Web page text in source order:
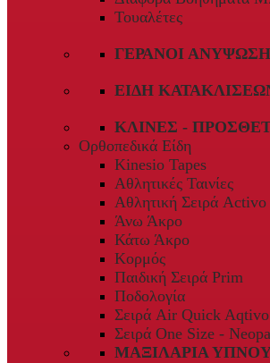
Τουαλέτες
ΓΕΡΑΝΟΊ
ΕΊΔΗ
ΚΛΊΝΕΣ -
Ορθοπεδικά Είδη
Kinesio Tapes
Αθλητικές Ταινίες
Αθλητική Σειρά
Άνω Άκρο
Κάτω Άκρο
Κορμός
Παιδική Σειρά Prim
Ποδολογία
Σειρά Air Quick
Σειρά One Size -
ΜΑΞΙΛΆΡΙΑ